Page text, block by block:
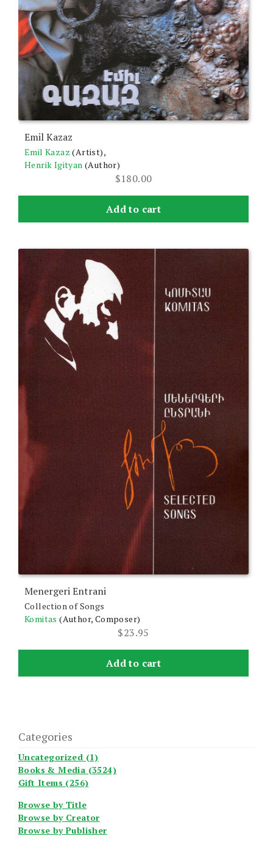
Emil Kazaz
Emil Kazaz (Artist),
Henrik Igityan (Author)
$180.00
Add to cart
Menergeri Entrani
Collection of Songs
Komitas (Author, Composer)
$23.95
Add to cart
Categories
Uncategorized (1)
Books & Media (3524)
Gift Items (256)
Browse by Title
Browse by Creator
Browse by Publisher